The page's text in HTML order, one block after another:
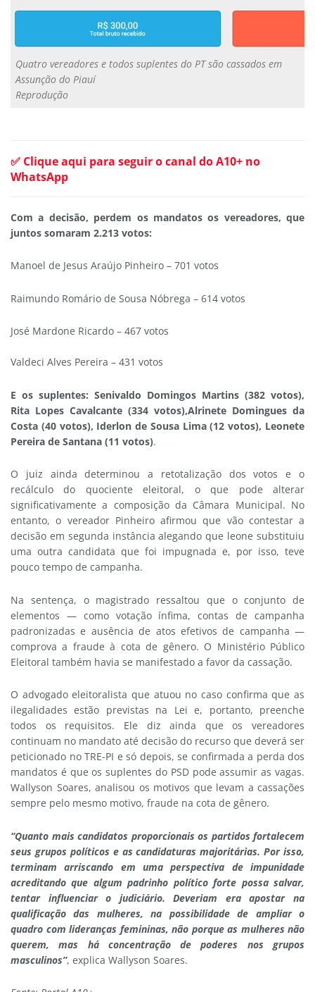
Quatro vereadores e todos suplentes do PT são cassados em
Assunção do Piauí
Reprodução
✅ Clique aqui para seguir o canal do A10+ no
WhatsApp
Com a decisão, perdem os mandatos os vereadores, que
juntos somaram 2.213 votos:
Manoel de Jesus Araújo Pinheiro – 701 votos
Raimundo Romário de Sousa Nóbrega – 614 votos
José Mardone Ricardo – 467 votos
Valdeci Alves Pereira – 431 votos
E os suplentes: Senivaldo Domingos Martins (382 votos),
Rita Lopes Cavalcante (334 votos),Alrinete Domingues da
Costa (40 votos), Iderlon de Sousa Lima (12 votos), Leonete
Pereira de Santana (11 votos).
O juiz ainda determinou a retotalização dos votos e o
recálculo do quociente eleitoral, o que pode alterar
significativamente a composição da Câmara Municipal. No
entanto, o vereador Pinheiro afirmou que vão contestar a
decisão em segunda instância alegando que leone substituiu
uma outra candidata que foi impugnada e, por isso, teve
pouco tempo de campanha.
Na sentença, o magistrado ressaltou que o conjunto de
elementos — como votação ínfima, contas de campanha
padronizadas e ausência de atos efetivos de campanha —
comprova a fraude à cota de gênero. O Ministério Público
Eleitoral também havia se manifestado a favor da cassação.
O advogado eleitoralista que atuou no caso confirma que as
ilegalidades estão previstas na Lei e, portanto, preenche
todos os requisitos. Ele diz ainda que os vereadores
continuam no mandato até decisão do recurso que deverá ser
peticionado no TRE-PI e só depois, se confirmada a perda dos
mandatos é que os suplentes do PSD pode assumir as vagas.
Wallyson Soares, analisou os motivos que levam a cassações
sempre pelo mesmo motivo, fraude na cota de gênero.
“Quanto mais candidatos proporcionais os partidos fortalecem
seus grupos políticos e as candidaturas majoritárias. Por isso,
terminam arriscando em uma perspectiva de impunidade
acreditando que algum padrinho político forte possa salvar,
tentar influenciar o judiciário. Deveriam era apostar na
qualificação das mulheres, na possibilidade de ampliar o
quadro com lideranças femininas, não porque as mulheres não
querem, mas há concentração de poderes nos grupos
masculinos”, explica Wallyson Soares.